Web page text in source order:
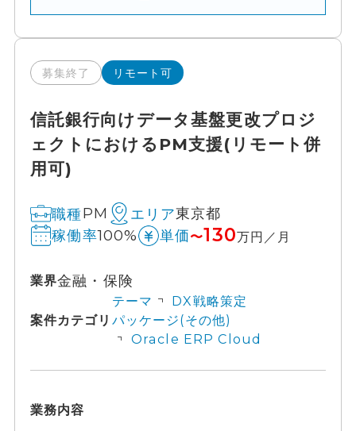
募集終了 リモート可
信託銀行向けデータ基盤更改プロジ
ェクトにおけるPM支援(リモート併
用可)
職種PM エリア東京都
稼働率100% 単価〜130万円／月
業界金融・保険
案件カテゴリ
テーマ
DX戦略策定
パッケージ(その他)
Oracle ERP Cloud
業務内容